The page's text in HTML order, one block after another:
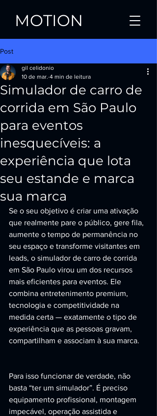
MOTION
Post
Simulador de carro de
corrida em São Paulo
para eventos
inesquecíveis: a
experiência que lota
seu estande e marca
sua marca
gil celidonio
10 de mar. 4 min de leitura
Se o seu objetivo é criar uma ativação
que realmente pare o público, gere fila,
aumente o tempo de permanência no
seu espaço e transforme visitantes em
leads, o simulador de carro de corrida
em São Paulo virou um dos recursos
mais eficientes para eventos. Ele
combina entretenimento premium,
tecnologia e competitividade na
medida certa — exatamente o tipo de
experiência que as pessoas gravam,
compartilham e associam à sua marca.
Para isso funcionar de verdade, não
basta “ter um simulador”. É preciso
equipamento profissional, montagem
impecável, operação assistida e